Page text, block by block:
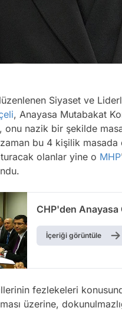
Siyaset ve
, Anayasa Mutabakat
nazik bir şekilde
bu 4 kişilik
olanlar yine o MHP
CHP'den Anayasa
İçeriği görüntüle
fezlekeleri
üzerine,